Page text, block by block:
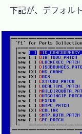
下記が、デフォル